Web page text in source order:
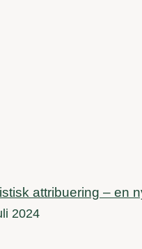
attribuering – en
2024